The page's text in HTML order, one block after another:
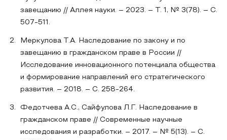
завещанию // Аллея науки. – 2023. – Т. 1, № 3(78). – С.
507-511.
Меркулова Т.А. Наследование по закону и по
завещанию в гражданском праве в России //
Исследование инновационного потенциала общества
и формирование направлений его стратегического
развития. – 2018. – С. 258-264.
Федотчева А.С., Сайфулова Л.Г. Наследование в
гражданском праве // Современные научные
исследования и разработки. – 2017. – № 5(13). – С.